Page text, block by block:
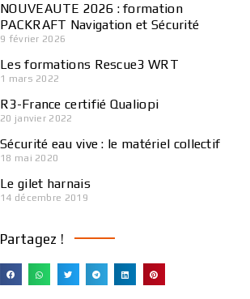
NOUVEAUTE 2026 : formation
PACKRAFT Navigation et Sécurité
9 février 2026
Les formations Rescue3 WRT
1 mars 2022
R3-France certifié Qualiopi
20 janvier 2022
Sécurité eau vive : le matériel collectif
18 mai 2020
Le gilet harnais
14 décembre 2019
Partagez !